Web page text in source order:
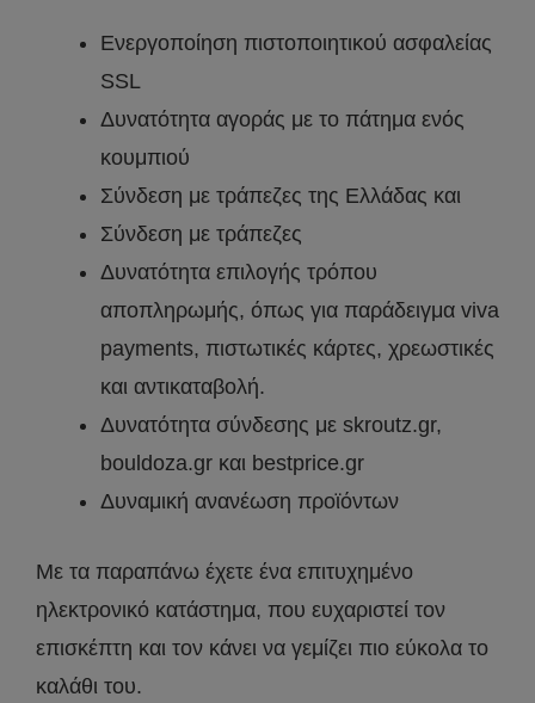
Ενεργοποίηση πιστοποιητικού ασφαλείας
SSL
Δυνατότητα αγοράς με το πάτημα ενός
κουμπιού
Σύνδεση με τράπεζες της Ελλάδας και
Σύνδεση με τράπεζες
Δυνατότητα επιλογής τρόπου
αποπληρωμής, όπως για παράδειγμα viva
payments, πιστωτικές κάρτες, χρεωστικές
και αντικαταβολή.
Δυνατότητα σύνδεσης με skroutz.gr,
bouldoza.gr και bestprice.gr
Δυναμική ανανέωση προϊόντων
Με τα παραπάνω έχετε ένα επιτυχημένο
ηλεκτρονικό κατάστημα, που ευχαριστεί τον
επισκέπτη και τον κάνει να γεμίζει πιο εύκολα το
καλάθι του.